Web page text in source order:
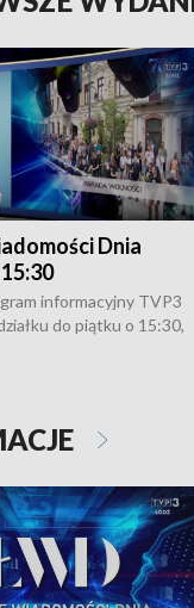
Dnia
informacyjny TVP3
do piątku o 15:30,